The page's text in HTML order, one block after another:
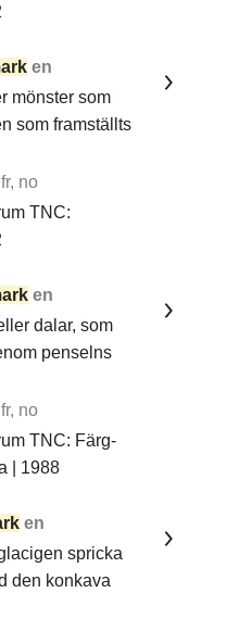
en
mönster som
som framställts
no
TNC:
en
dalar, som
penselns
no
TNC: Färg-
| 1988
en
spricka
den konkava